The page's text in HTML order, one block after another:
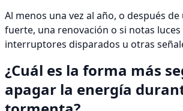
Al menos una vez al año, o después
fuerte, una renovación o si notas
interruptores disparados u otras
¿Cuál es la forma más
apagar la energía